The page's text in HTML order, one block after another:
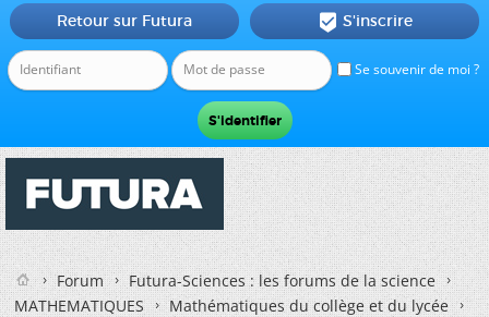
Se souvenir de moi ?
Retour sur Futura  S'inscrire
Forum
Futura-Sciences : les forums de la science
MATHEMATIQUES
Mathématiques du collège et du lycée